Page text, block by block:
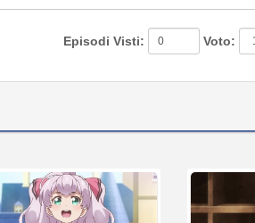
Episodi Visti:
Voto: